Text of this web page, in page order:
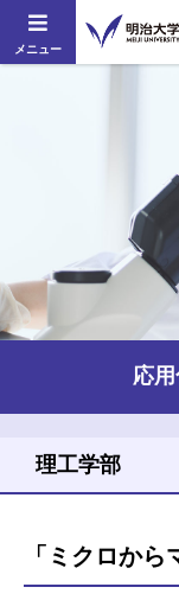
メニュー
応
「ミクロか
理工学部